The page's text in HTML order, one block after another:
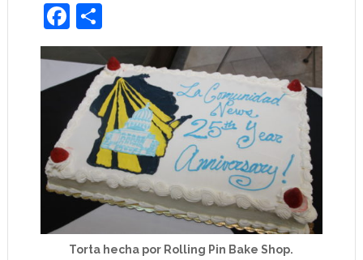
Facebook
Share
Torta hecha por Rolling Pin Bake Shop.